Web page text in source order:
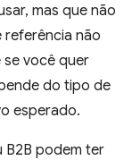
mas que não
referência não
se você quer
do tipo de
esperado.
B2B podem ter